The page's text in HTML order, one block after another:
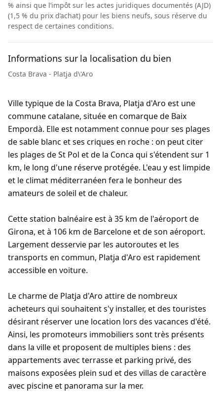
% ainsi que l’impôt sur les actes juridiques documentés (AJD)
(1,5 % du prix d’achat) pour les biens neufs, sous réserve du
respect de certaines conditions.
Informations sur la localisation du bien
Costa Brava - Platja d\'Aro
Ville typique de la Costa Brava, Platja d'Aro est une
commune catalane, située en comarque de Baix
Empordà. Elle est notamment connue pour ses plages
de sable blanc et ses criques en roche : on peut citer
les plages de St Pol et de la Conca qui s'étendent sur 1
km, le long d'une réserve protégée. L'eau y est limpide
et le climat méditerranéen fera le bonheur des
amateurs de soleil et de chaleur.
Cette station balnéaire est à 35 km de l'aéroport de
Girona, et à 106 km de Barcelone et de son aéroport.
Largement desservie par les autoroutes et les
transports en commun, Platja d'Aro est rapidement
accessible en voiture.
Le charme de Platja d'Aro attire de nombreux
acheteurs qui souhaitent s'y installer, et des touristes
désirant réserver une location lors des vacances d'été.
Ainsi, les promoteurs immobiliers sont très présents
dans la ville et proposent de multiples biens : des
appartements avec terrasse et parking privé, des
maisons exposées plein sud et des villas de caractère
avec piscine et panorama sur la mer.